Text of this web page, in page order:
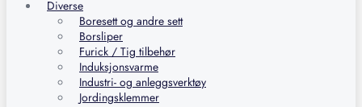
Diverse
Boresett og andre sett
Borsliper
Furick / Tig tilbehør
Induksjonsvarme
Industri- og anleggsverktøy
Jordingsklemmer